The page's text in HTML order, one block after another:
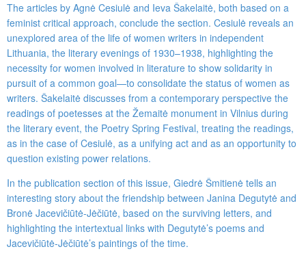
The articles by Agnė Cesiulė and Ieva Šakelaitė, both based on a
feminist critical approach, conclude the section. Cesiulė reveals an
unexplored area of the life of women writers in independent
Lithuania, the literary evenings of 1930–1938, highlighting the
necessity for women involved in literature to show solidarity in
pursuit of a common goal—to consolidate the status of women as
writers. Šakelaitė discusses from a contemporary perspective the
readings of poetesses at the Žemaitė monument in Vilnius during
the literary event, the Poetry Spring Festival, treating the readings,
as in the case of Cesiulė, as a unifying act and as an opportunity to
question existing power relations.
In the publication section of this issue, Giedrė Šmitienė tells an
interesting story about the friendship between Janina Degutytė and
Bronė Jacevičiūtė-Jėčiūtė, based on the surviving letters, and
highlighting the intertextual links with Degutytė’s poems and
Jacevičiūtė-Jėčiūtė’s paintings of the time.